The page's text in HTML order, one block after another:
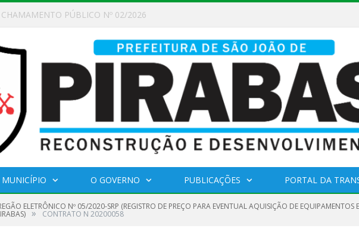
PÚBLICO Nº 02/2026
O GOVERNO PUBLICAÇÕES PORTAL DA
ELETRÔNICO Nº 05/2020-SRP (REGISTRO DE PREÇO PARA EVENTUAL AQUISIÇÃO DE EQUIPAMENTOS
» CONTRATO N 20200058